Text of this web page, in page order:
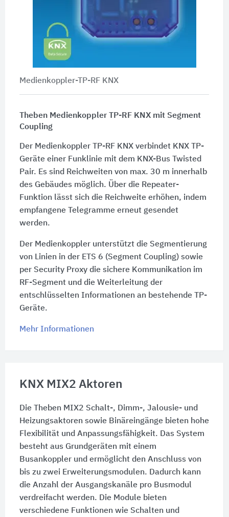
Medienkoppler-TP-RF KNX
Theben Medienkoppler TP-RF KNX mit Segment
Coupling
Der Medienkoppler TP-RF KNX verbindet KNX TP-
Geräte einer Funklinie mit dem KNX-Bus Twisted
Pair. Es sind Reichweiten von max. 30 m innerhalb
des Gebäudes möglich. Über die Repeater-
Funktion lässt sich die Reichweite erhöhen, indem
empfangene Telegramme erneut gesendet
werden.
Der Medienkoppler unterstützt die Segmentierung
von Linien in der ETS 6 (Segment Coupling) sowie
per Security Proxy die sichere Kommunikation im
RF-Segment und die Weiterleitung der
entschlüsselten Informationen an bestehende TP-
Geräte.
Mehr Informationen
KNX MIX2 Aktoren
Die Theben MIX2 Schalt-, Dimm-, Jalousie- und
Heizungsaktoren sowie Binäreingänge bieten hohe
Flexibilität und Anpassungsfähigkeit. Das System
besteht aus Grundgeräten mit einem
Busankoppler und ermöglicht den Anschluss von
bis zu zwei Erweiterungsmodulen. Dadurch kann
die Anzahl der Ausgangskanäle pro Busmodul
verdreifacht werden. Die Module bieten
verschiedene Funktionen wie Schalten und